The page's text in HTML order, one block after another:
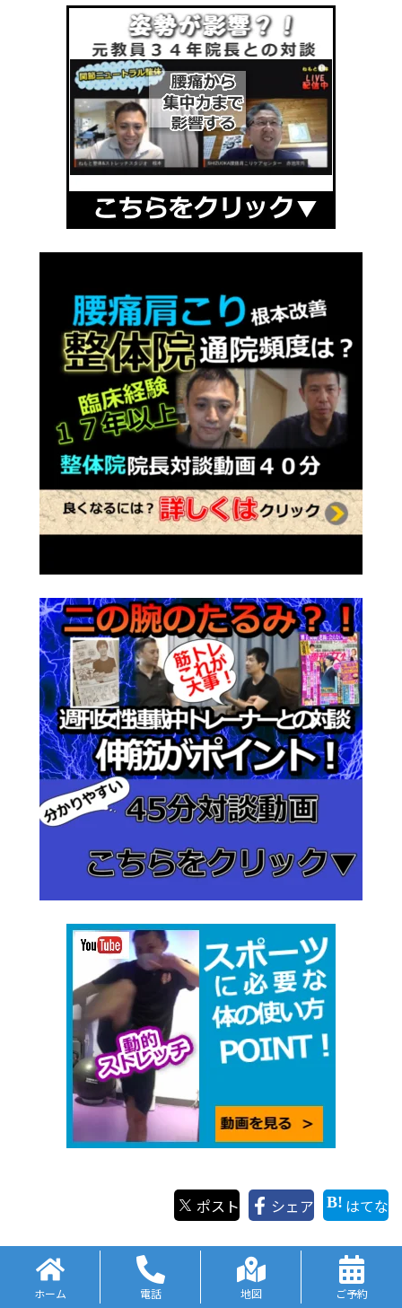
ポスト シェア はてな
整体コラムの関連記事
ホーム 電話 地図 ご予約